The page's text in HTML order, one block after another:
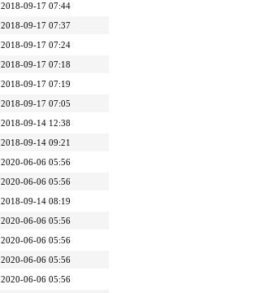
2018-09-17 07:44
2018-09-17 07:37
2018-09-17 07:24
2018-09-17 07:18
2018-09-17 07:19
2018-09-17 07:05
2018-09-14 12:38
2018-09-14 09:21
2020-06-06 05:56
2020-06-06 05:56
2018-09-14 08:19
2020-06-06 05:56
2020-06-06 05:56
2020-06-06 05:56
2020-06-06 05:56